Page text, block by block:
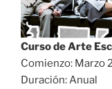
Curso de Arte
Comienzo: Marzo
Duración: Anual